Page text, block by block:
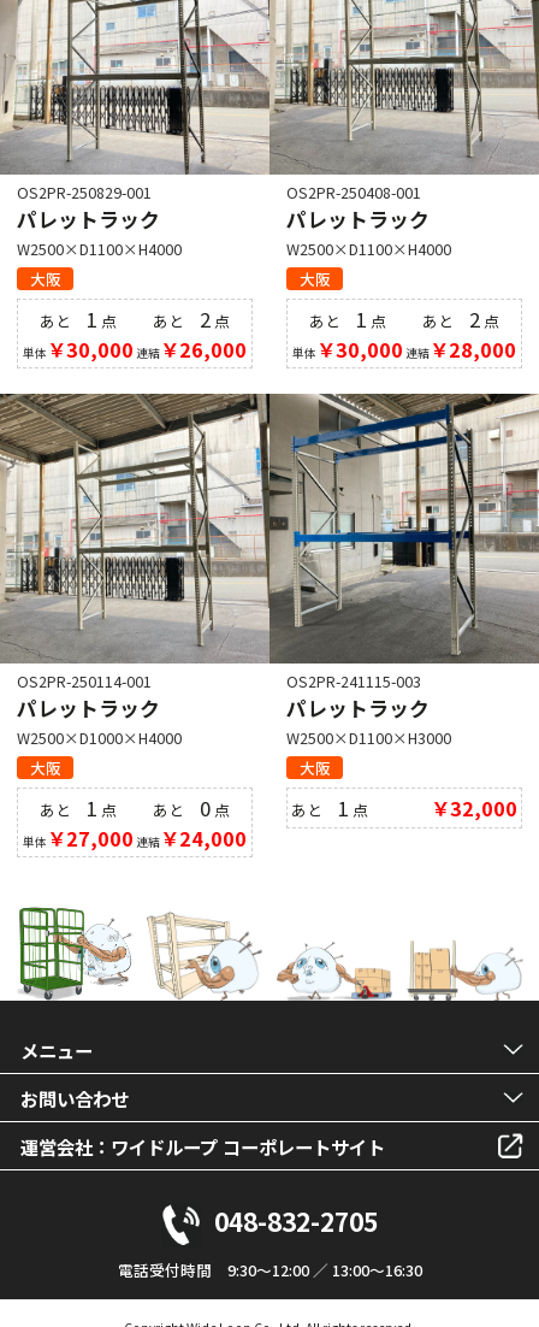
OS2PR-250829-001
パレットラック
W2500×D1100×H4000
大阪
あと 1 点
単体 ￥30,000
あと 2点
連結￥26,000
OS2PR-250408-001
パレットラック
W2500×D1100×H4000
大阪
あと 1 点
単体 ￥30,000
あと 2点
連結￥28,000
OS2PR-250114-001
パレットラック
W2500×D1000×H4000
大阪
あと 1 点
単体 ￥27,000
あと 0点
連結￥24,000
OS2PR-241115-003
パレットラック
W2500×D1100×H3000
大阪
あと 1 点 ￥32,000
メニュー
お問い合わせ
運営会社：ワイドループ コーポレートサイト
048-832-2705
電話受付時間 9:30～12:00 ／ 13:00～16:30